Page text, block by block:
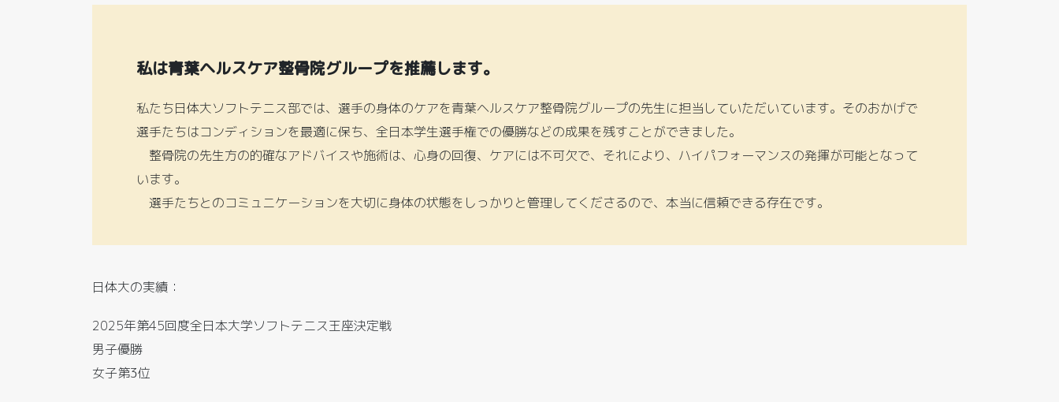
私は青葉ヘルスケア整骨院グループを推薦します。
私たち日体大ソフトテニス部では、選手の身体のケアを青葉ヘルスケア整骨院グループの先生に担当していただいています。そのおかげで
選手たちはコンディションを最適に保ち、全日本学生選手権での優勝などの成果を残すことができました。
整骨院の先生方の的確なアドバイスや施術は、心身の回復、ケアには不可欠で、それにより、ハイパフォーマンスの発揮が可能となって
います。
選手たちとのコミュニケーションを大切に身体の状態をしっかりと管理してくださるので、本当に信頼できる存在です。
日体大の実績：
2025年第45回度全日本大学ソフトテニス王座決定戦
男子優勝
女子第3位